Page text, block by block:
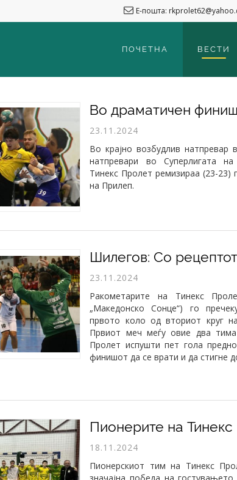
Е-пошта:
ПОЧЕТНА ВЕСТИ
23.11.2024
​Во крајно возбудлив
натпревари во Суперлигата
Тинекс Пролет ремизираа (23-23)
на Прилеп.
23.11.2024
Ракометарите на Тинекс
„Македонско Сонце“) го
првото коло од вториот круг
Првиот меч меѓу овие два
Пролет испушти пет гола
финишот да се врати и да стигне
18.11.2024
Пионерскиот тим на Тинекс